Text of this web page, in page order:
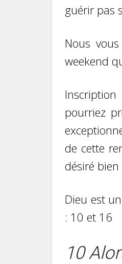
guérir pas
Nous
weekend
pourriez
de cette
désiré
Dieu est
: 10 et 16
10